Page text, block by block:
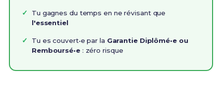
Tu gagnes du temps en ne révisant que
l'essentiel
Tu es couvert•e par la Garantie Diplômé•e ou
Remboursé•e: zéro risque